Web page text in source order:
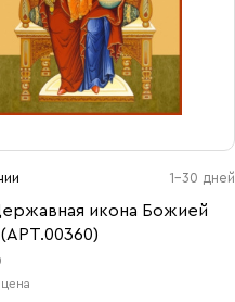
1-30 дней
икона Божией